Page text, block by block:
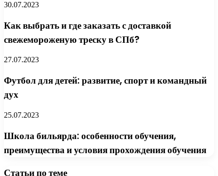
30.07.2023
Как выбрать и где заказать с доставкой
свежемороженую треску в СПб?
27.07.2023
Футбол для детей: развитие, спорт и командный
дух
25.07.2023
Школа бильярда: особенности обучения,
преимущества и условия прохождения обучения
Статьи по теме